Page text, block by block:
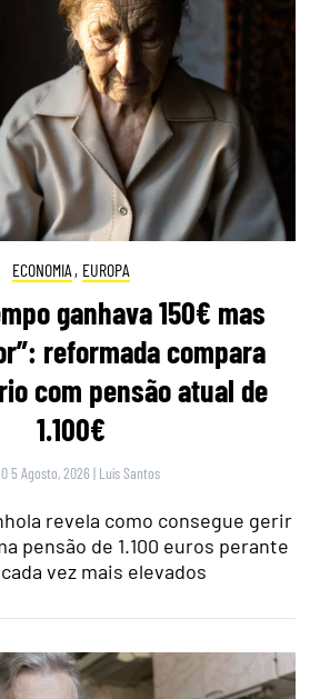
ECONOMIA , EUROPA
ganhava 150€ mas
reformada compara
com pensão atual de
1.100€
5 Agosto, 2026 | Luís Santos
revela como consegue gerir
pensão de 1.100 euros perante
vez mais elevados